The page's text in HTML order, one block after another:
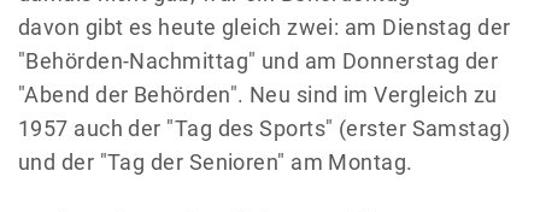
davon gibt es heute gleich zwei: am Dienstag der
"Behörden-Nachmittag" und am Donnerstag der
"Abend der Behörden". Neu sind im Vergleich zu
1957 auch der "Tag des Sports" (erster Samstag)
und der "Tag der Senioren" am Montag.